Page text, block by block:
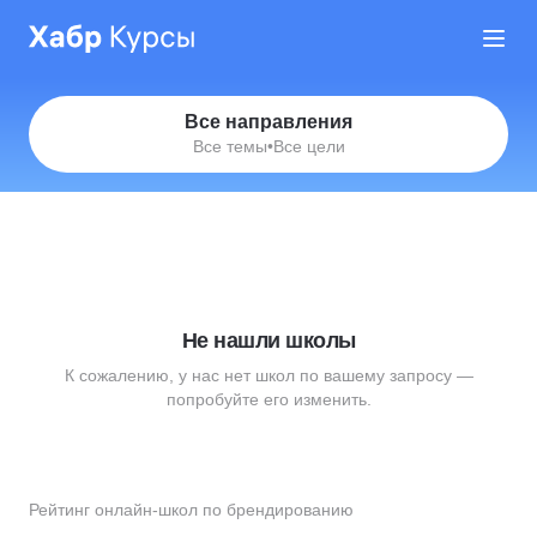
Все направления
Все темы•Все цели
Рейтинг онлайн-школ по брендированию
Не нашли школы
К сожалению, у нас нет школ по вашему запросу —
попробуйте его изменить.